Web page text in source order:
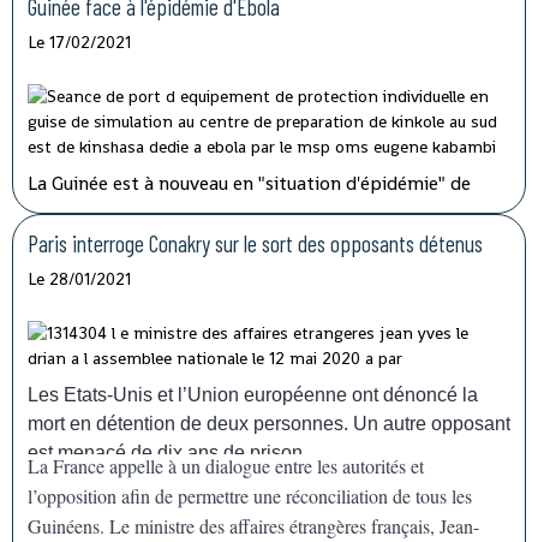
Guinée face à l'épidémie d'Ebola
Le 17/02/2021
La Guinée est à nouveau en "situation d'épidémie" de
fièvre hémorragique, après l'apparition ces derniers jours
dans le sud-est du pays de sept cas, dont trois
mortels.L'organisation mondiale de la Santé (OMS) va
face à la résurgence de l'épidémie de fièvre
hémorragiqueEbola, confirmée dimanche
14 février. "Nous allons déployer rapidement les
capacités nécessaires pour appuyer la Guinée, qui a déjà
une grande expérience", a déclaré devant la presse le
représentant de l'agence de l'ONU à Conakry.
Paris interroge Conakry sur le sort des opposants détenus
Le 28/01/2021
Les Etats-Unis et l’Union européenne ont dénoncé la
mort en détention de deux personnes. Un autre opposant
est menacé de dix ans de prison.
La France appelle à un dialogue entre les autorités et
l’opposition afin de permettre une réconciliation de tous les
Guinéens. Le ministre des affaires étrangères français, Jean-